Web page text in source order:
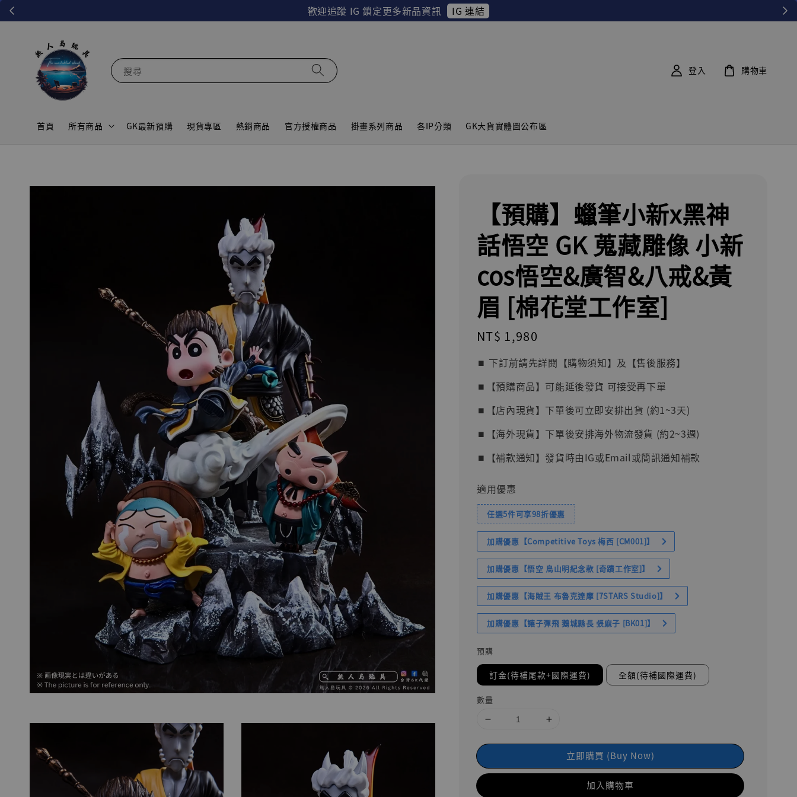
搜尋
首頁 所有商品 GK最新預購 現貨專區 熱銷商品 官方授權商品 掛畫系列商品 各IP分類 GK大貨實體圖公布區
登入 購物車
【預購】蠟筆小新x黑神
話悟空 GK 蒐藏雕像 小新
cos悟空&廣智&八戒&黃
眉 [棉花堂工作室]
Regular
price
NT$ 1,980
⏹︎ 下訂前請先詳閱【購物須知】及【售後服務】
⏹︎【預購商品】可能延後發貨 可接受再下單
⏹︎【店內現貨】下單後可立即安排出貨 (約1~3天)
⏹︎【海外現貨】下單後安排海外物流發貨 (約2~3週)
⏹︎【補款通知】發貨時由IG或Email或簡訊通知補款
適用優惠
任選5件可享98折優惠
加購優惠【Competitive Toys 梅西 [CM001]】
加購優惠【悟空 鳥山明紀念款 [奇蹟工作室]】
加購優惠【海賊王 布魯克達摩 [7STARS Studio]】
加購優惠【讓子彈飛 鵝城縣長 張麻子 [BK01]】
預購
訂金(待補尾款+國際運費) 全額(待補國際運費)
數量
立即購買 (Buy Now)
加入購物車